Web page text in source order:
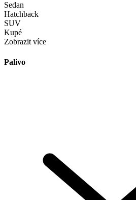
Sedan
Hatchback
SUV
Kupé
Zobrazit více
Palivo